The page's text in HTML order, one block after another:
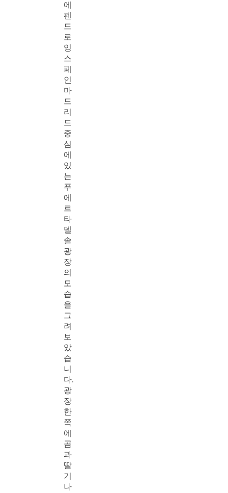
에
펜
드
로
잉
스
페
인
마
드
리
드
중
심
에
있
는
푸
에
르
타
델
솔
광
장
의
모
습
을
그
려
보
았
습
니
다.
광
장
한
쪽
에
곰
과
딸
기
나